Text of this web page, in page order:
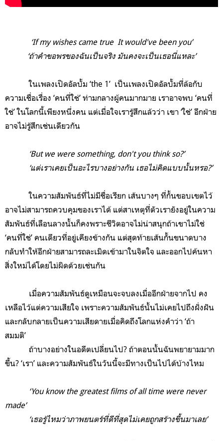
‘If my wishes came true It would've been you’
‘ถ้าคำขอพรของฉันเป็นจริง มันคงจะเป็นเธอนี่แหละ’
ในเพลงเปิดอัลบั้ม ‘the 1’ เป็นเพลงเปิดอัลบั้มที่ล้อกับ
ความเชื่อเรื่อง ‘คนที่ใช่’ ท่ามกลางผู้คนมากมาย เราอาจพบ ‘คนที่
ใช่’ ในโลกนี้เพียงหนึ่งคน แต่เมื่อใจเรารู้สึกแล้วว่า เขา ‘ใช่’ อีกฝ่าย
อาจไม่รู้สึกเช่นเดียวกัน
‘But we were something, don't you think so?’
‘แต่เราเคยเป็นอะไรบางอย่างกัน เธอไม่คิดแบบนั้นหรอ?’
ในความสัมพันธ์ที่ไม่มีชื่อเรียก เส้นบางๆ ที่กั้นขอบเขตไว้
อาจไม่สามารถควบคุมของเราได้ แต่สาเหตุที่ตัวเรายังอยู่ในความ
สัมพันธ์ที่เลือนลางนั้นก็คงพราะชีวิตอาจไม่น่าสนุกถ้าเขาไม่ใช่
‘คนที่ใช่’ คนเดียวที่อยู่เคียงข้างกัน แต่สุดท้ายเส้นกั้นขนาดบาง
กลับทำให้อีกฝ่ายสามารถละเมิดเข้ามาในจิตใจ และออกไปค้นหา
สิ่งใหม่ได้โดยไม่ผิดด้วยเช่นกัน
เมื่อความสัมพันธ์ดูเหมือนจะจบลงเมื่ออีกฝ่ายจากไป คง
เหลือไว้แต่ความเสียใจ เพราะความสัมพันธ์นั้นไม่เคยไปถึงฝั่งฝัน
และกลับกลายเป็นความเสียดายเมื่อคิดถึงโลกแห่งคำว่า ‘ถ้า
สมมติ’
ถ้าบางอย่างในอดีตเปลี่ยนไป? ถ้าตอนนั้นฉันพยายามมาก
ขึ้น? ‘เรา’ และความสัมพันธ์ในวันนี้จะมีทางเป็นไปได้บ้างไหม
‘You know the greatest films of all time were never
made’
‘เธอรู้ไหมว่าภาพยนตร์ที่ดีที่สุดไม่เคยถูกสร้างขึ้นมาเลย’